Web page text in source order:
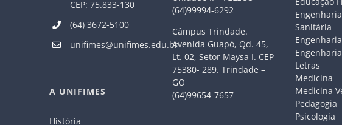
CEP: 75.833-130
(64) 3672-5100
unifimes@unifimes.edu.br
A UNIFIMES
História
(64)99994-6292
Câmpus Trindade.
Avenida Guapó, Qd. 45,
Lt. 02, Setor Maysa I. CEP
75380- 289. Trindade –
GO
(64)99654-7657
Sanitária
Letras
Medicina
Medicina
Pedagogia
Psicologia